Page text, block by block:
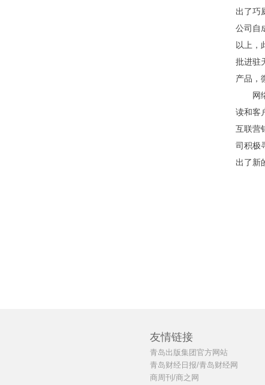
出了巧
公司自
以上，
批进驻
产品，
网
读和客
互联营
司积极
出了新
友情链接
青岛出版集团官方网站
青岛财经日报/青岛财经网
商周刊/商之网